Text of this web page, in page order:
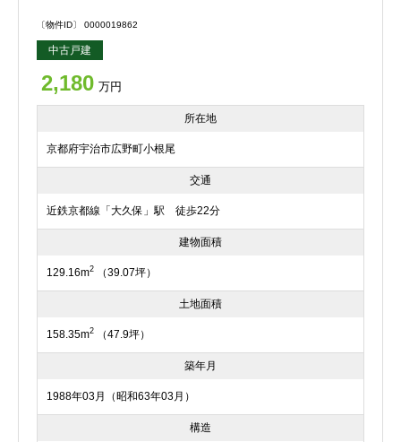
〔物件ID〕 0000019862
中古戸建
2,180 万円
所在地
京都府宇治市広野町小根尾
交通
近鉄京都線「大久保」駅 徒歩22分
建物面積
129.16m2 （39.07坪）
土地面積
158.35m2 （47.9坪）
築年月
1988年03月（昭和63年03月）
構造